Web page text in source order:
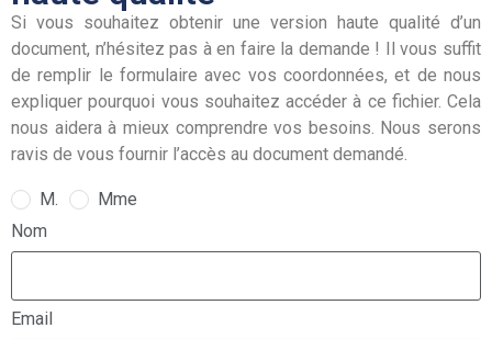
Si vous souhaitez obtenir une version haute qualité d’un
document, n’hésitez pas à en faire la demande ! Il vous suffit
de remplir le formulaire avec vos coordonnées, et de nous
expliquer pourquoi vous souhaitez accéder à ce fichier. Cela
nous aidera à mieux comprendre vos besoins. Nous serons
ravis de vous fournir l’accès au document demandé.
M.
Mme
Nom
Email